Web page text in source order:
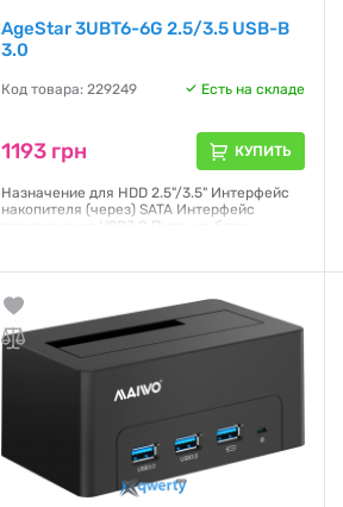
AgeStar 3UBT6-6G 2.5/3.5 USB-B
3.0
Код товара: 229249 Есть на складе
1193 грн КУПИТЬ
Назначение для HDD 2.5"/3.5" Интерфейс
накопителя (через) SATA Интерфейс
подключения USB3.0 Питание блок
Гарантия, мес 12
Гарантия: 12 месяцев